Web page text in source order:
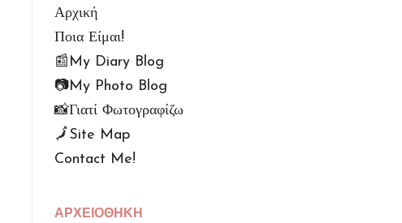
Αρχική
Ποια Είμαι!
📰My Diary Blog
📷My Photo Blog
📸Γιατί Φωτογραφίζω
🗾Site Map
Contact Me!
Πολu. Απορρήτου (GDPR)
ΑΡΧΕΙΟΘΗΚΗ